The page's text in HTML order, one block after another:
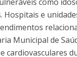
Hospitais e
Municipal de
cardiovasculares